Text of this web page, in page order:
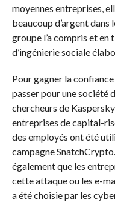
moyennes entreprises,
beaucoup d’argent dans
groupe l’a compris et en
d’ingénierie sociale
Pour gagner la
passer pour une société
chercheurs de
entreprises de capital-
des employés ont été
campagne
également que les
cette attaque ou les e-
a été choisie par les